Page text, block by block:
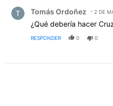
Tomás Ordoñez 2 DE
¿Qué debería hacer
RESPONDER 0 0